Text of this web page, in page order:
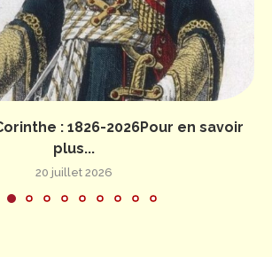
: 1826-2026Pour en savoir
plus...
20 juillet 2026